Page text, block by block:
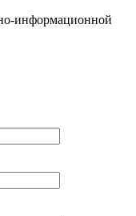
информационной